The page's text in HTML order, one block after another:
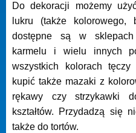
Do dekoracji możemy
lukru (także
dostępne są w sklepach
karmelu i wielu innych
wszystkich kolorach
kupić także mazaki z
rękawy czy strzykawki
kształtów. Przydadzą się
także do tortów.